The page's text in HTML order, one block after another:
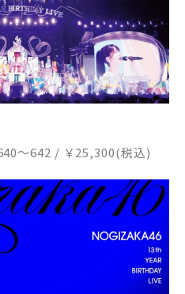
～642 / ￥25,300(税込)